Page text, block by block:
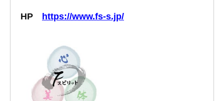
HP https://www.fs-s.jp/